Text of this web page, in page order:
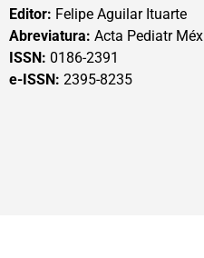
Editor: Felipe Aguilar Ituarte
Abreviatura: Acta Pediatr Méx
ISSN: 0186-2391
e-ISSN: 2395-8235